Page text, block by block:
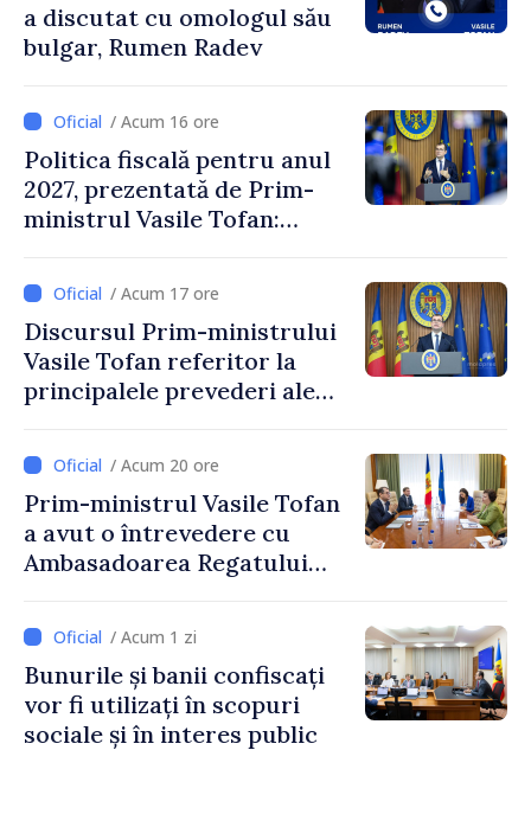
a discutat cu omologul său
bulgar, Rumen Radev
/ Acum 16 ore
Politica fiscală pentru anul
2027, prezentată de Prim-
ministrul Vasile Tofan:
stimularea investițiilor și o
taxare mai echitabilă
/ Acum 17 ore
Discursul Prim-ministrului
Vasile Tofan referitor la
principalele prevederi ale
2027
/ Acum 20 ore
Prim-ministrul Vasile Tofan
a avut o întrevedere cu
Ambasadoarea Regatului
Irlandei de Nord, Fern
Horine / Acum 1 zi
Bunurile și banii confiscați
vor fi utilizați în scopuri
sociale și în interes public